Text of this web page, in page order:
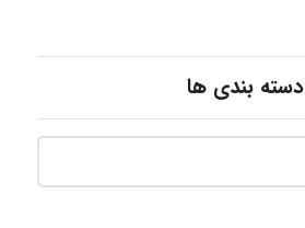
دسته بندی ها